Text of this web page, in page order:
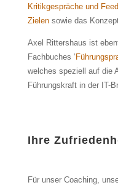
Kritikgespräche und
Zielensowie das
Axel Rittershaus ist
Fachbuches ‘
welches speziell auf die
Führungskraft in der IT-
Ihre
Für unser Coaching,